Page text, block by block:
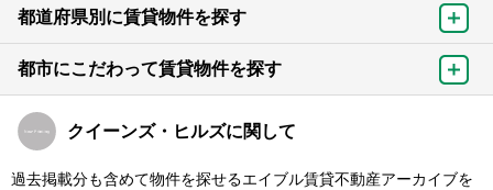
都道府県別に賃貸物件を探す
都市にこだわって賃貸物件を探す
クイーンズ・ヒルズに関して
過去掲載分も含めて物件を探せるエイブル賃貸不動産アーカイブを